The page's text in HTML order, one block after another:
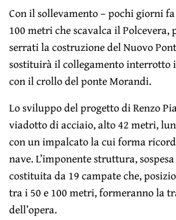
Con il sollevamento – pochi giorni
100 metri che scavalca il Polcevera,
serrati la costruzione del Nuovo
sostituirà il collegamento interrotto
con il crollo del ponte Morandi.
Lo sviluppo del progetto di Renzo
viadotto di acciaio, alto 42 metri,
con un impalcato la cui forma
nave. L’imponente struttura,
costituita da 19 campate che,
tra i 50 e 100 metri, formeranno la
dell’opera.